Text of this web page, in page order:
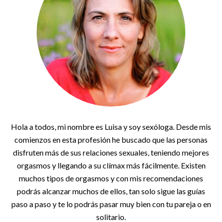
Hola a todos, mi nombre es Luisa y soy sexóloga. Desde mis
comienzos en esta profesión he buscado que las personas
disfruten más de sus relaciones sexuales, teniendo mejores
orgasmos y llegando a su clímax más fácilmente. Existen
muchos tipos de orgasmos y con mis recomendaciones
podrás alcanzar muchos de ellos, tan solo sigue las guías
paso a paso y te lo podrás pasar muy bien con tu pareja o en
solitario.